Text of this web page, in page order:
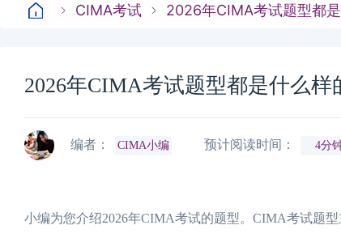
CIMA考试 2026年CIMA考试题型都
2026年CIMA考试题型都是什么样
编者： CIMA小编 预计阅读时间： 4分
小编为您介绍2026年CIMA考试的题型。CIMA考试题